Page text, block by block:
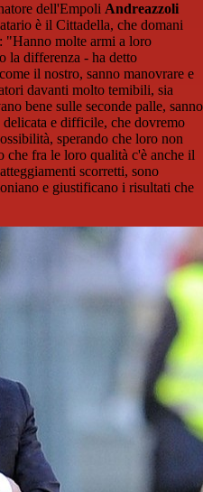
dell'Empoli Andreazzoli
è il Cittadella, che domani
"Hanno molte armi a loro
la differenza - ha detto
il nostro, sanno manovrare e
davanti molto temibili, sia
bene sulle seconde palle, sanno
e difficile, che dovremo
sperando che loro non
che fra le loro qualità c'è anche il
scorretti, sono
e giustificano i risultati che